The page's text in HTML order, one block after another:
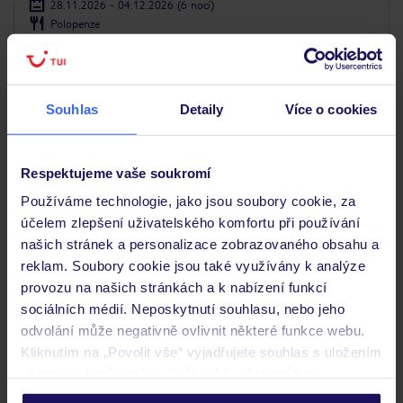
Souhlas Detaily Více o cookies
Respektujeme vaše soukromí
Používáme technologie, jako jsou soubory cookie, za
účelem zlepšení uživatelského komfortu při používání
našich stránek a personalizace zobrazovaného obsahu a
reklam. Soubory cookie jsou také využívány k analýze
provozu na našich stránkách a k nabízení funkcí
sociálních médií. Neposkytnutí souhlasu, nebo jeho
odvolání může negativně ovlivnit některé funkce webu.
Kliknutím na „Povolit vše“ vyjadřujete souhlas s uložením
personalizovat v sekci „Personalizace“.
28.11.2026 - 04.12.2026 (6 nocí)
Polopenze
266
4Seasons Apartments Kraków
POLSKO MALOPOLSKO KRAKOV
4 443 OSOBA